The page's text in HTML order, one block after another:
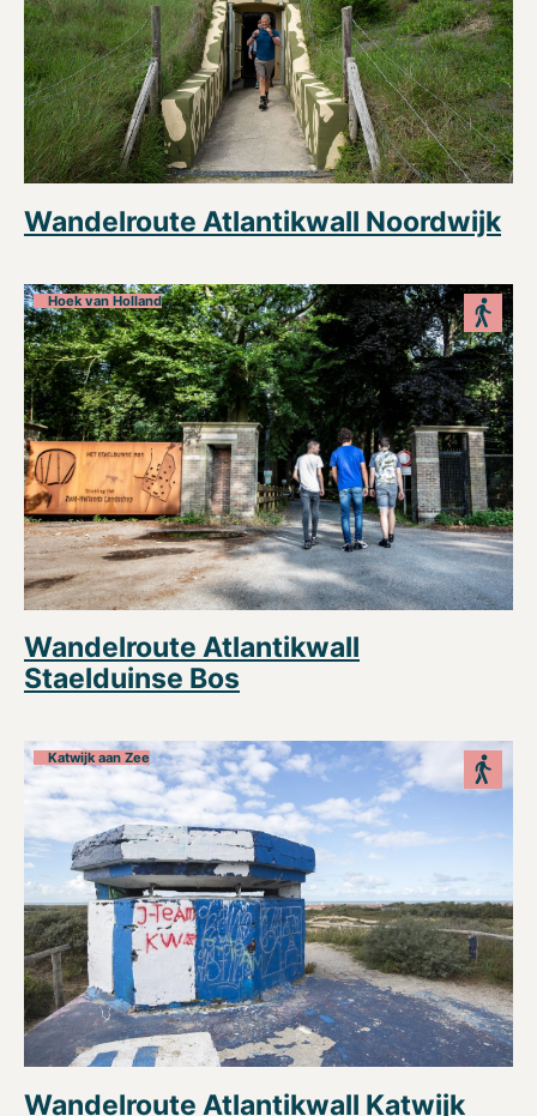
Wandelroute Atlantikwall Noordwijk
Hoek van Holland
Wandelroute Atlantikwall
Staelduinse Bos
Katwijk aan Zee
Wandelroute Atlantikwall Katwijk